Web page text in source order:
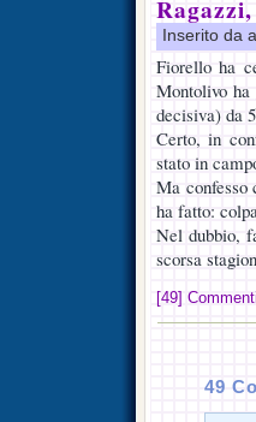
Inserito da
Fiorello ha
Montolivo
decisiva) da
Certo, in
stato in
Ma confesso
ha fatto:
Nel dubbio,
scorsa
[49] Commenti
49